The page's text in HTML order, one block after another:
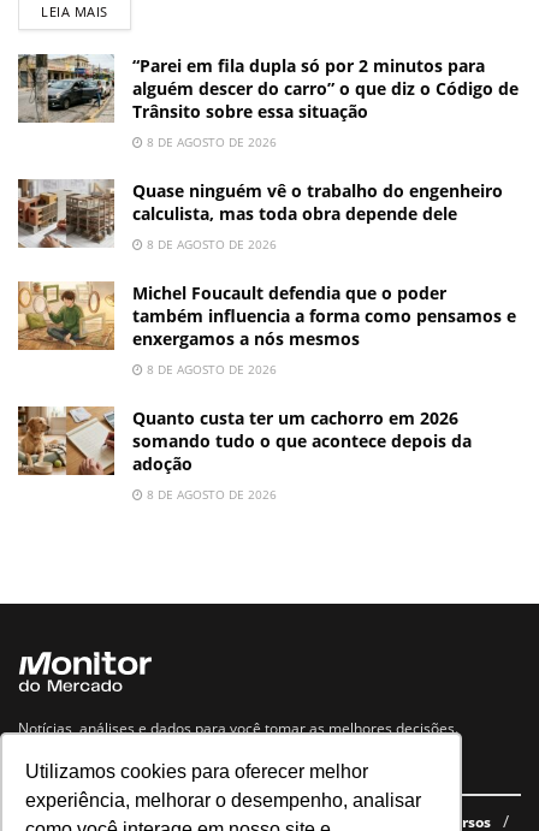
Utilizamos cookies para oferecer melhor
experiência, melhorar o desempenho, analisar
LEIA MAIS
“Parei em fila dupla só por 2 minutos para
alguém descer do carro” o que diz o Código de
Trânsito sobre essa situação
8 DE AGOSTO DE 2026
Quase ninguém vê o trabalho do engenheiro
calculista, mas toda obra depende dele
8 DE AGOSTO DE 2026
Michel Foucault defendia que o poder
também influencia a forma como pensamos e
enxergamos a nós mesmos
8 DE AGOSTO DE 2026
Quanto custa ter um cachorro em 2026
somando tudo o que acontece depois da
adoção
8 DE AGOSTO DE 2026
Notícias, análises e dados para você tomar as melhores decisões.
Navegue no site
Últimas notícias Quem somos E-books gratuitos Cursos